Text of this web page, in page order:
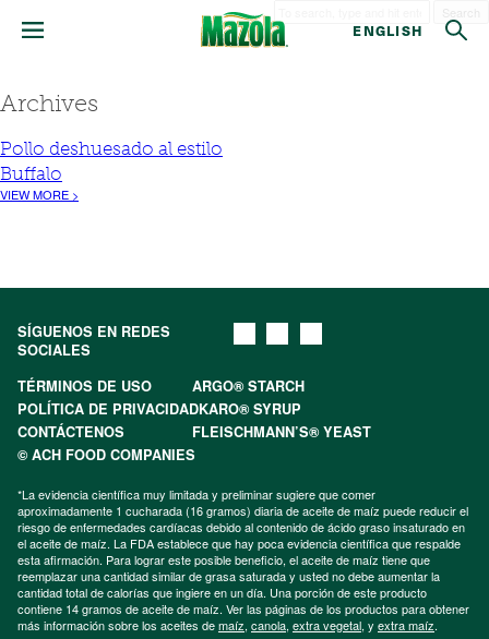
ENGLISH
Archives
Pollo deshuesado al estilo
Buffalo
VIEW MORE >
SÍGUENOS EN REDES
SOCIALES
TÉRMINOS DE USO
ARGO® STARCH
POLÍTICA DE PRIVACIDADKARO® SYRUP
CONTÁCTENOS
FLEISCHMANN’S® YEAST
© ACH FOOD COMPANIES
*La evidencia científica muy limitada y preliminar sugiere que comer
aproximadamente 1 cucharada (16 gramos) diaria de aceite de maíz puede reducir el
riesgo de enfermedades cardíacas debido al contenido de ácido graso insaturado en
el aceite de maíz. La FDA establece que hay poca evidencia científica que respalde
esta afirmación. Para lograr este posible beneficio, el aceite de maíz tiene que
reemplazar una cantidad similar de grasa saturada y usted no debe aumentar la
cantidad total de calorías que ingiere en un día. Una porción de este producto
contiene 14 gramos de aceite de maíz. Ver las páginas de los productos para obtener
más información sobre los aceites demaíz, canola, extra vegetal, y extra maíz.